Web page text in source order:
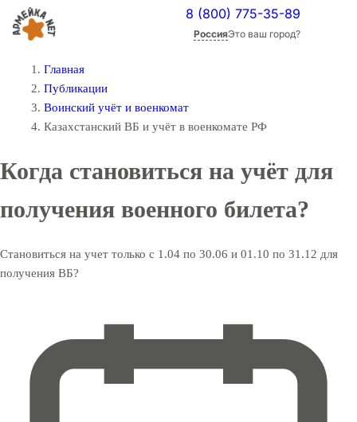
8 (800) 775-35-89
РоссияЭто ваш город?
Главная
Публикации
Воинский учёт и военкомат
Казахстанский ВБ и учёт в военкомате РФ
Когда становиться на учёт для
получения военного билета?
Становиться на учет только с 1.04 по 30.06 и 01.10 по 31.12 для
получения ВБ?